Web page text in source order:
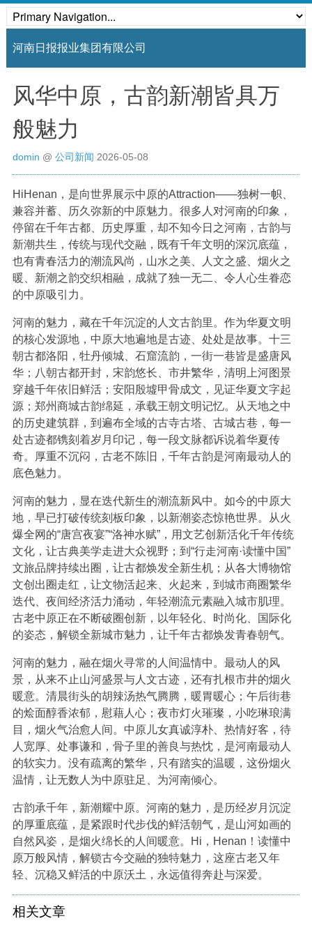
河南日报报业集团有限公司
风华中原，古韵新潮皆具万
般魅力
domin @ 公司新闻 2026-05-08
HiHenan，是向世界展示中原的Attraction——独树一帜、
兼容并蓄、历久弥新的中原魅力。很多人对河南的印象，
停留在千年古都、历史厚重，却不知今日之河南，古韵与
新潮共生，传统与现代交融，既有千年文明的深沉底蕴，
也有青春活力的潮流风尚，山水之美、人文之盛、烟火之
暖、新潮之韵交织相融，成就了独一无二、令人心生眷恋
的中原吸引力。
河南的魅力，藏在千年沉淀的人文古韵里。作为华夏文明
的核心发源地，中原大地遍地是古迹、处处是故事。十三
朝古都洛阳，牡丹倾城、石窟流韵，一街一巷皆是盛唐风
华；八朝古都开封，宋韵悠长、市井繁华，清明上河图景
穿越千年依旧鲜活；安阳殷墟甲骨成文，见证华夏文字起
源；郑州商城古韵绵延，承载王朝文明记忆。从天地之中
的历史建筑群，到遍布全域的古寺古塔、古城古巷，每一
处古迹都镌刻着岁月印记，每一段文脉都诉说着华夏传
奇。厚重不沉闷，古老不陈旧，千年古韵是河南最动人的
底色魅力。
河南的魅力，显在迭代新生的潮流新风中。如今的中原大
地，早已打破传统刻板印象，以新潮姿态惊艳世界。从火
爆全网的“唐宫夜宴”“洛神水赋”，用文艺创新活化千年传统
文化，让古典美学走进大众视野；到“行走河南·读懂中国”
文旅品牌持续出圈，让古都焕发全新生机；从各大博物馆
文创出圈走红，让文物活起来、火起来，到城市商圈繁华
迭代、夜间经济活力涌动，年轻潮流元素融入城市肌理。
古老中原正在不断破圈创新，以年轻化、时尚化、国际化
的姿态，解锁全新城市魅力，让千年古都焕发青春朝气。
河南的魅力，融在烟火寻常的人间温情中。最动人的风
景，从来不止山河盛景与人文古迹，还有扎根市井的烟火
暖意。清晨街头的胡辣汤热气腾腾，暖胃暖心；午后街巷
的烩面醇香浓郁，慰藉人心；夜市灯火璀璨，小吃琳琅满
目，烟火气治愈人间。中原儿女真诚淳朴、热情好客，待
人宽厚、处事谦和，骨子里的善良与热忱，是河南最动人
的软实力。没有疏离的繁华，只有踏实的温暖，这份烟火
温情，让无数人为中原驻足、为河南倾心。
古韵承千年，新潮耀中原。河南的魅力，是历经岁月沉淀
的厚重底蕴，是紧跟时代步伐的鲜活朝气，是山河如画的
自然风姿，是烟火绵长的人间暖意。Hi，Henan！读懂中
原万般风情，解锁古今交融的独特魅力，这座古老又年
轻、沉稳又鲜活的中原沃土，永远值得奔赴与深爱。
相关文章